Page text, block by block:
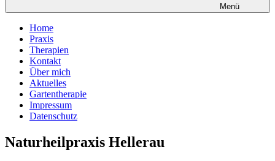
Menü
Home
Praxis
Therapien
Kontakt
Über mich
Aktuelles
Gartentherapie
Impressum
Datenschutz
Naturheilpraxis Hellerau